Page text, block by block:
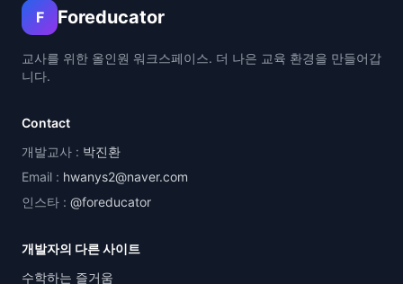
F Foreducator
교사를 위한 올인원 워크스페이스. 더 나은 교육 환경을 만들어갑
니다.
Contact
개발교사 : 박진환
Email : hwanys2@naver.com
인스타 : @foreducator
개발자의 다른 사이트
수학하는 즐거움